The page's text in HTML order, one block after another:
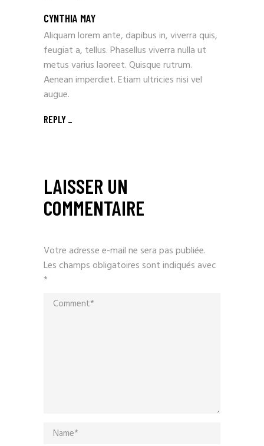
CYNTHIA MAY
Aliquam lorem ante, dapibus in, viverra quis,
feugiat a, tellus. Phasellus viverra nulla ut
metus varius laoreet. Quisque rutrum.
Aenean imperdiet. Etiam ultricies nisi vel
augue.
REPLY
LAISSER UN
COMMENTAIRE
Votre adresse e-mail ne sera pas publiée.
Les champs obligatoires sont indiqués avec
*